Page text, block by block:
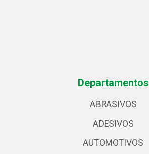
Departamentos
ABRASIVOS
ADESIVOS
AUTOMOTIVOS